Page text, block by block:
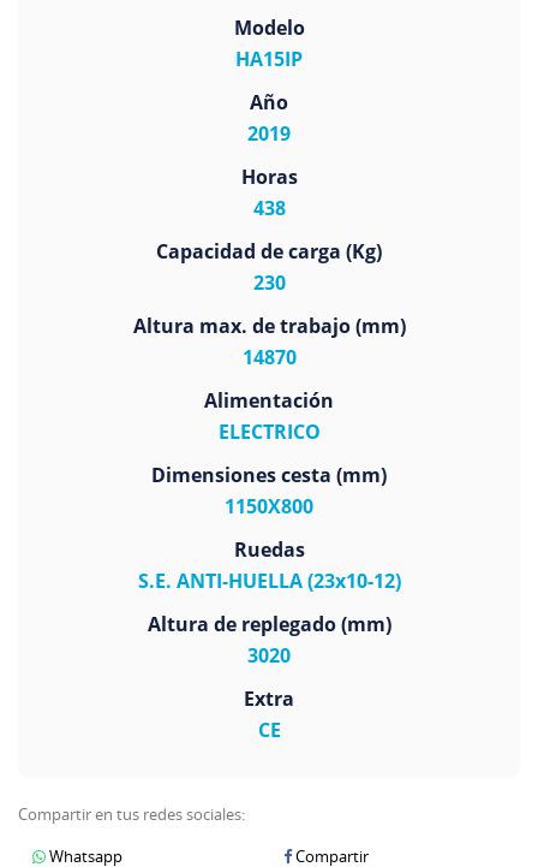
Modelo
HA15IP
Año
2019
Horas
438
Capacidad de carga (Kg)
230
Altura max. de trabajo (mm)
14870
Alimentación
ELECTRICO
Dimensiones cesta (mm)
1150X800
Ruedas
S.E. ANTI-HUELLA (23x10-12)
Altura de replegado (mm)
3020
Extra
CE
Compartir en tus redes sociales:
Whatsapp
Compartir